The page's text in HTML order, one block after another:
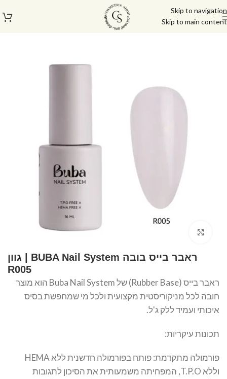
Skip to navigation
Skip to main content
עמוד הבית
ראבר בייס בובה BUBA Nail System | גוון
R005
ראבר בייס (Rubber Base) של Buba Nail System הוא מוצר
חובה לכל מניקוריסטית מקצועית ולכל מי שמחפשת בסיס
איכותי ועמיד ללק ג'ל.
תכונות עיקריות:
פורמולה מתקדמת: פותח בפורמולה חדשנית ללא HEMA
וללא T.P.O, המפחיתה משמעותית את הסיכון לתגובות